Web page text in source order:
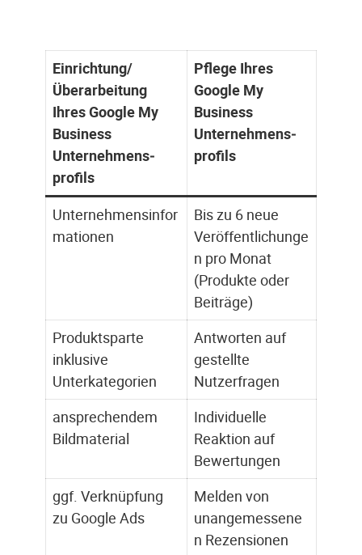
Einrichtung/
Überarbeitung
Ihres Google My
Business
Unternehmens­­
profils
Pflege Ihres
Google My
Business
Unternehmens­
profils
Unternehmensinfor
mationen
Bis zu 6 neue
Veröffentlichunge
n pro Monat
(Produkte oder
Beiträge)
Produktsparte
inklusive
Unterkategorien
Antworten auf
gestellte
Nutzerfragen
ansprechendem
Bildmaterial
Individuelle
Reaktion auf
Bewertungen
ggf. Verknüpfung
zu Google Ads
Melden von
unangemessene
n Rezensionen